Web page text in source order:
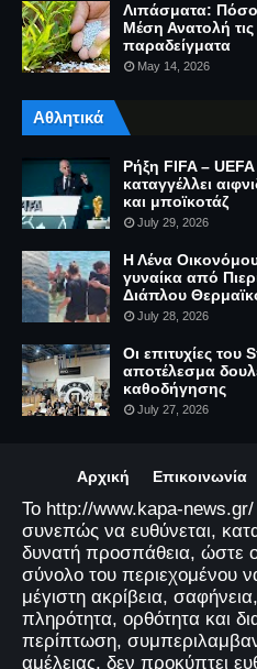
Λιπάσματα: Πόσο
Μέση Ανατολή τις
παραδείγματα
May 14, 2026
Αθλητικά
Ρήξη FIFA –
καταγγέλλει
και μποϊκοτάζ
July 29, 2026
Η Λένα
γυναίκα από
Διάπλου
July 28, 2026
Οι επιτυχίες του
αποτέλεσμα
καθοδήγησης
July 27, 2026
Αρχική Επικοινωνία
Το http://www.kapa-news.gr/
συνεπώς να ευθύνεται,
δυνατή προσπάθεια, ώστε
σύνολο του περιεχομένου
μέγιστη ακρίβεια,
πληρότητα, ορθότητα και
περίπτωση,
αμέλειας, δεν προκύπτει